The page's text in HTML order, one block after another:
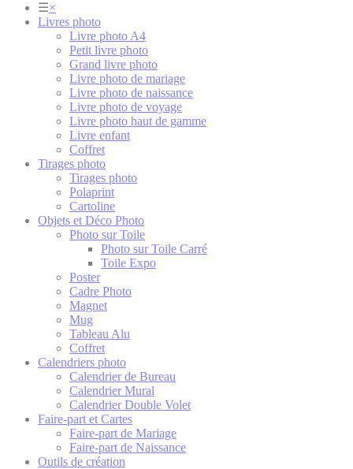
☰×
Livres photo
Livre photo A4
Petit livre photo
Grand livre photo
Livre photo de mariage
Livre photo de naissance
Livre photo de voyage
Livre photo haut de gamme
Livre enfant
Coffret
Tirages photo
Tirages photo
Polaprint
Cartoline
Objets et Déco Photo
Photo sur Toile
Photo sur Toile Carré
Toile Expo
Poster
Cadre Photo
Magnet
Mug
Tableau Alu
Coffret
Calendriers photo
Calendrier de Bureau
Calendrier Mural
Calendrier Double Volet
Faire-part et Cartes
Faire-part de Mariage
Faire-part de Naissance
Outils de création